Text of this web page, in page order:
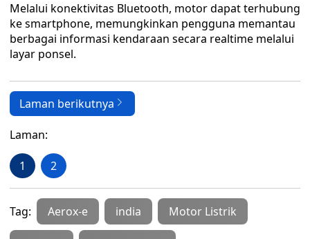
Melalui konektivitas Bluetooth, motor dapat terhubung
ke smartphone, memungkinkan pengguna memantau
berbagai informasi kendaraan secara realtime melalui
layar ponsel.
Laman berikutnya
Laman:
1 2
Tag: Aerox-e india Motor Listrik